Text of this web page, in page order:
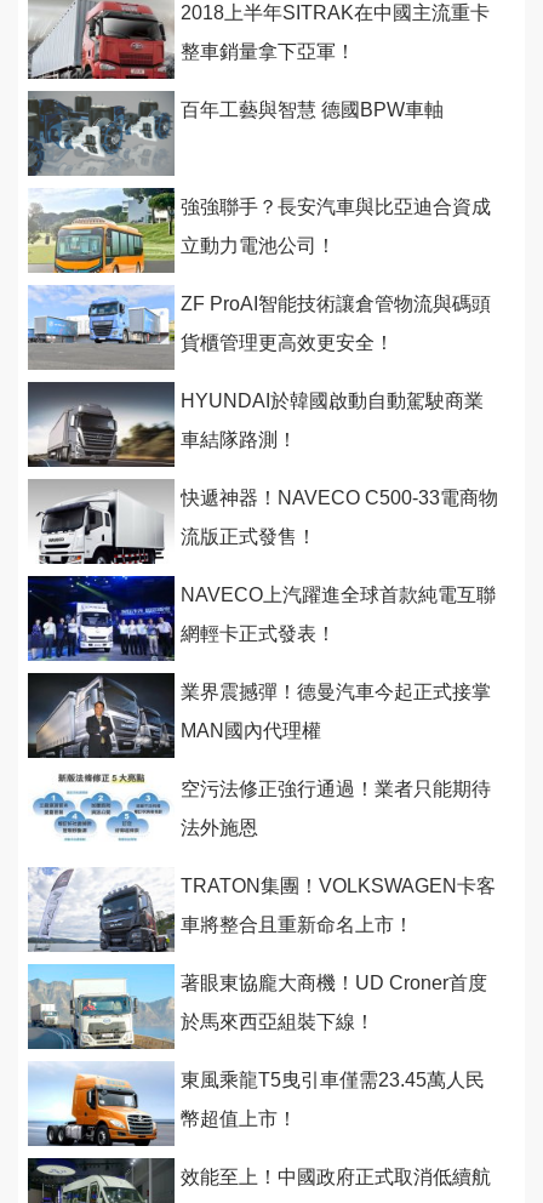
2018上半年SITRAK在中國主流重卡
整車銷量拿下亞軍！
百年工藝與智慧 德國BPW車軸
強強聯手？長安汽車與比亞迪合資成
立動力電池公司！
ZF ProAI智能技術讓倉管物流與碼頭
貨櫃管理更高效更安全！
HYUNDAI於韓國啟動自動駕駛商業
車結隊路測！
快遞神器！NAVECO C500-33電商物
流版正式發售！
NAVECO上汽躍進全球首款純電互聯
網輕卡正式發表！
業界震撼彈！德曼汽車今起正式接掌
MAN國內代理權
空污法修正強行通過！業者只能期待
法外施恩
TRATON集團！VOLKSWAGEN卡客
車將整合且重新命名上市！
著眼東協龐大商機！UD Croner首度
於馬來西亞組裝下線！
東風乘龍T5曳引車僅需23.45萬人民
幣超值上市！
效能至上！中國政府正式取消低續航